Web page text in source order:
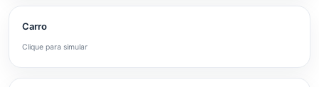
Carro
Clique para simular